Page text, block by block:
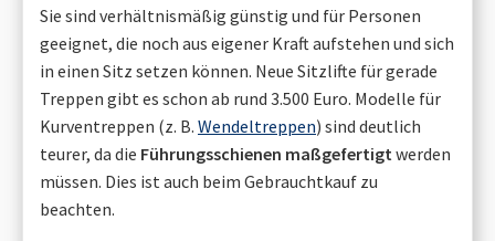
Sie sind verhältnismäßig günstig und für Personen
geeignet, die noch aus eigener Kraft aufstehen und sich
in einen Sitz setzen können. Neue Sitzlifte für gerade
Treppen gibt es schon ab rund 3.500 Euro. Modelle für
Kurventreppen (z. B. Wendeltreppen) sind deutlich
teurer, da die Führungsschienen maßgefertigt werden
müssen. Dies ist auch beim Gebrauchtkauf zu
beachten.